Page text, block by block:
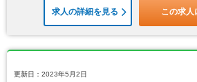
求人の詳細を見る この求人
更新日：2023年5月2日